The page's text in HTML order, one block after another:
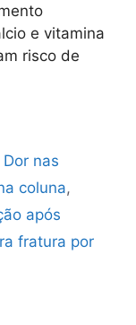
e vitamina
risco de
Dor nas
coluna,
após
fratura por